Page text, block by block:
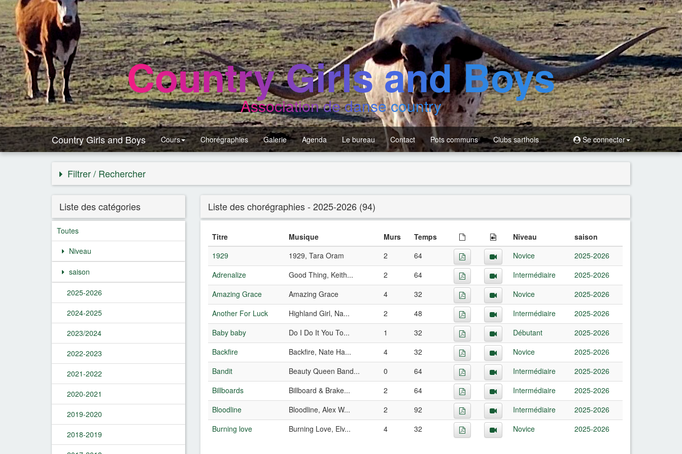
Country Girls and Boys
Association de danse country
Country Girls and Boys Cours Chorégraphies Galerie Agenda Le bureau Contact Pots communs Clubs sarthois Se connecter
Filtrer / Rechercher
Liste des catégories
Toutes
Niveau
saison
2025-2026
2024-2025
2023/2024
2022-2023
2021-2022
2020-2021
2019-2020
2018-2019
Liste des chorégraphies - 2025-2026 (94)
Titre Musique Murs Temps Niveau
saison
1929
1929, Tara Oram 2 64 Novice
2025-2026
Adrenalize
Good Thing, Keith... 2 64 Intermédiaire
2025-2026
Amazing Grace
Amazing Grace 4 32 Novice
2025-2026
Another For Luck
Highland Girl, Na... 2 48 Intermédiaire
2025-2026
Baby baby
Do I Do It You To... 1 32 Débutant
2025-2026
Backfire
Backfire, Nate Ha... 4 32 Novice
2025-2026
Bandit
Beauty Queen Band... 0 64 Intermédiaire
2025-2026
Billboards
Billboard & Brake... 2 64 Intermédiaire
2025-2026
Bloodline
Bloodline, Alex W... 2 92 Intermédiaire
2025-2026
Burning love
Burning Love, Elv... 4 32 Novice 2025-2026